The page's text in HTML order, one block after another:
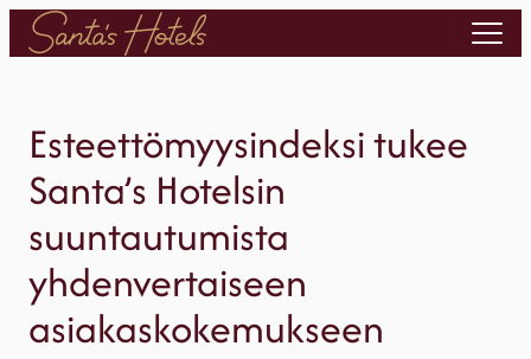
Siirry
sisältöön
Esteettömyysindeksi tukee
Santa’s Hotelsin
suuntautumista
yhdenvertaiseen
asiakaskokemukseen